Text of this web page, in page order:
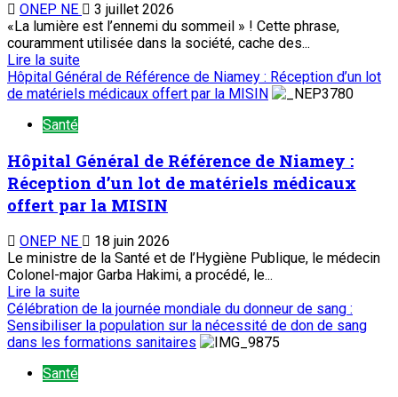
ONEP NE
3 juillet 2026
«La lumière est l’ennemi du sommeil » ! Cette phrase,
couramment utilisée dans la société, cache des...
Lire la suite
Hôpital Général de Référence de Niamey : Réception d’un lot
de matériels médicaux offert par la MISIN
Santé
Hôpital Général de Référence de Niamey :
Réception d’un lot de matériels médicaux
offert par la MISIN
ONEP NE
18 juin 2026
Le ministre de la Santé et de l’Hygiène Publique, le médecin
Colonel-major Garba Hakimi, a procédé, le...
Lire la suite
Célébration de la journée mondiale du donneur de sang :
Sensibiliser la population sur la nécessité de don de sang
dans les formations sanitaires
Santé